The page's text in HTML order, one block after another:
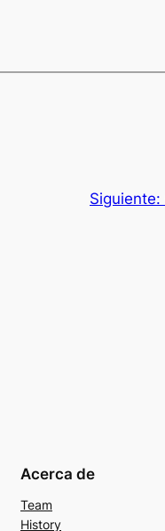
Siguiente:
Acerca de
Team
History